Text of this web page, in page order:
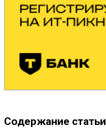
Содержание статьи